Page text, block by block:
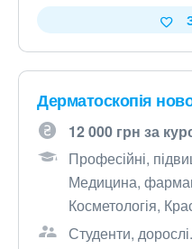
Дерматоскопія
12 000 грн за
Професійні,
Медицина,
Косметологія,
Студенти, дорослі.